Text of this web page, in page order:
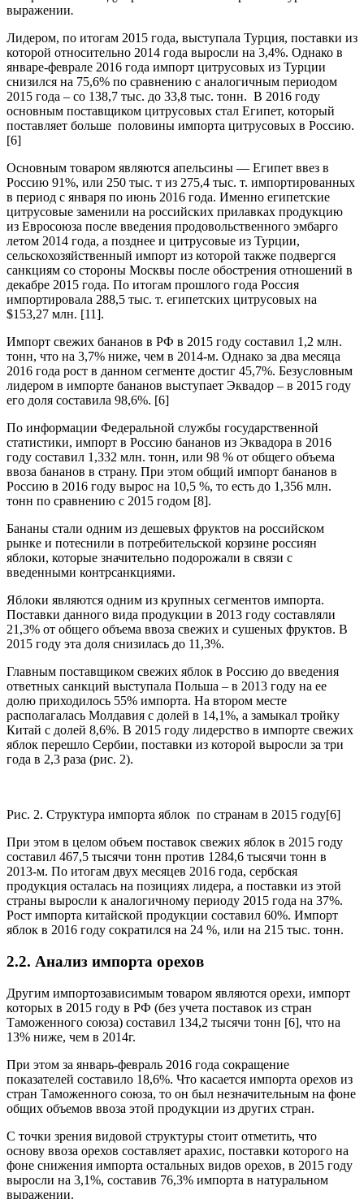
выражении.
Лидером, по итогам 2015 года, выступала Турция, поставки из
которой относительно 2014 года выросли на 3,4%. Однако в
январе-феврале 2016 года импорт цитрусовых из Турции
снизился на 75,6% по сравнению с аналогичным периодом
2015 года – со 138,7 тыс. до 33,8 тыс. тонн. В 2016 году
основным поставщиком цитрусовых стал Египет, который
поставляет больше половины импорта цитрусовых в Россию.
[6]
Основным товаром являются апельсины — Египет ввез в
Россию 91%, или 250 тыс. т из 275,4 тыс. т. импортированных
в период с января по июнь 2016 года. Именно египетские
цитрусовые заменили на российских прилавках продукцию
из Евросоюза после введения продовольственного эмбарго
летом 2014 года, а позднее и цитрусовые из Турции,
сельскохозяйственный импорт из которой также подвергся
санкциям со стороны Москвы после обострения отношений в
декабре 2015 года. По итогам прошлого года Россия
импортировала 288,5 тыс. т. египетских цитрусовых на
$153,27 млн. [11].
Импорт свежих бананов в РФ в 2015 году составил 1,2 млн.
тонн, что на 3,7% ниже, чем в 2014-м. Однако за два месяца
2016 года рост в данном сегменте достиг 45,7%. Безусловным
лидером в импорте бананов выступает Эквадор – в 2015 году
его доля составила 98,6%. [6]
По информации Федеральной службы государственной
статистики, импорт в Россию бананов из Эквадора в 2016
году составил 1,332 млн. тонн, или 98 % от общего объема
ввоза бананов в страну. При этом общий импорт бананов в
Россию в 2016 году вырос на 10,5 %, то есть до 1,356 млн.
тонн по сравнению с 2015 годом [8].
Бананы стали одним из дешевых фруктов на российском
рынке и потеснили в потребительской корзине россиян
яблоки, которые значительно подорожали в связи с
введенными контрсанкциями.
Яблоки являются одним из крупных сегментов импорта.
Поставки данного вида продукции в 2013 году составляли
21,3% от общего объема ввоза свежих и сушеных фруктов. В
2015 году эта доля снизилась до 11,3%.
Главным поставщиком свежих яблок в Россию до введения
ответных санкций выступала Польша – в 2013 году на ее
долю приходилось 55% импорта. На втором месте
располагалась Молдавия с долей в 14,1%, а замыкал тройку
Китай с долей 8,6%. В 2015 году лидерство в импорте свежих
яблок перешло Сербии, поставки из которой выросли за три
года в 2,3 раза (рис. 2).
Рис. 2. Структура импорта яблок по странам в 2015 году[6]
При этом в целом объем поставок свежих яблок в 2015 году
составил 467,5 тысячи тонн против 1284,6 тысячи тонн в
2013-м. По итогам двух месяцев 2016 года, сербская
продукция осталась на позициях лидера, а поставки из этой
страны выросли к аналогичному периоду 2015 года на 37%.
Рост импорта китайской продукции составил 60%. Импорт
яблок в 2016 году сократился на 24 %, или на 215 тыс. тонн.
2.2. Анализ импорта орехов
Другим импортозависимым товаром являются орехи, импорт
которых в 2015 году в РФ (без учета поставок из стран
Таможенного союза) составил 134,2 тысячи тонн [6], что на
13% ниже, чем в 2014г.
При этом за январь-февраль 2016 года сокращение
показателей составило 18,6%. Что касается импорта орехов из
стран Таможенного союза, то он был незначительным на фоне
общих объемов ввоза этой продукции из других стран.
С точки зрения видовой структуры стоит отметить, что
основу ввоза орехов составляет арахис, поставки которого на
фоне снижения импорта остальных видов орехов, в 2015 году
выросли на 3,1%, составив 76,3% импорта в натуральном
выражении.